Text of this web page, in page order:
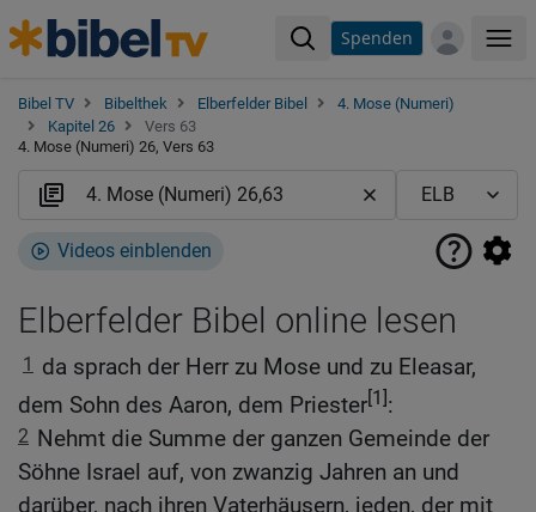
Spenden
Bibel TV Bibelthek Elberfelder Bibel
4. Mose (Numeri)
Kapitel 26
Vers 63
4. Mose (Numeri) 26, Vers 63
Videos einblenden
Elberfelder Bibel online lesen
1 da sprach der Herr zu Mose und zu Eleasar,
dem Sohn des Aaron, dem Priester[1]:
2 Nehmt die Summe der ganzen Gemeinde der
Söhne Israel auf, von zwanzig Jahren an und
darüber, nach ihren Vaterhäusern, jeden, der mit